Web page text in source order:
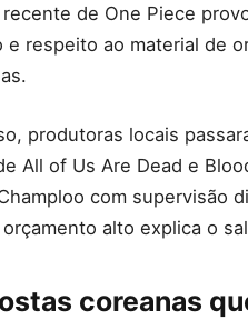
de One Piece
e respeito ao material de
produtoras locais
All of Us Are Dead e
com supervisão
alto explica o
coreanas